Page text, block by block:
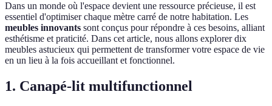
Dans un monde où l'espace devient une ressource précieuse, il est
essentiel d'optimiser chaque mètre carré de notre habitation. Les
meubles innovants sont conçus pour répondre à ces besoins, alliant
esthétisme et praticité. Dans cet article, nous allons explorer dix
meubles astucieux qui permettent de transformer votre espace de vie
en un lieu à la fois accueillant et fonctionnel.
1. Canapé-lit multifunctionnel